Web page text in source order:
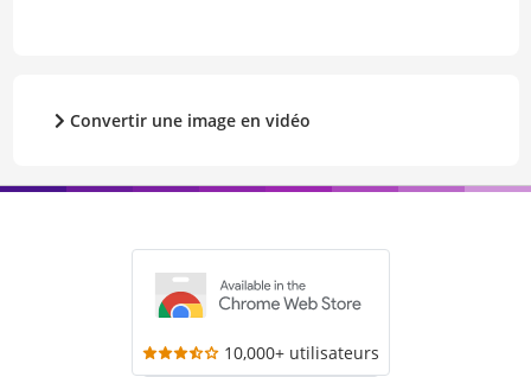
Convertir une image en vidéo
10,000+ utilisateurs